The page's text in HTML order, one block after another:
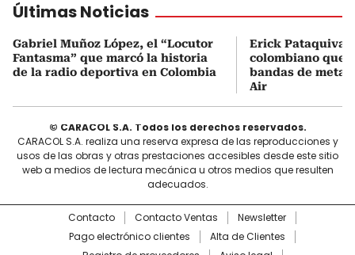
Últimas Noticias
Gabriel Muñoz López, el “Locutor
Fantasma” que marcó la historia
de la radio deportiva en Colombia
Erick Pataquiva,
colombiano que
bandas de metal
Air
© CARACOL S.A. Todos los derechos reservados.
CARACOL S.A. realiza una reserva expresa de las reproducciones y
usos de las obras y otras prestaciones accesibles desde este sitio
web a medios de lectura mecánica u otros medios que resulten
adecuados.
Contacto Contacto Ventas
Newsletter
Pago electrónico clientes
Alta de Clientes